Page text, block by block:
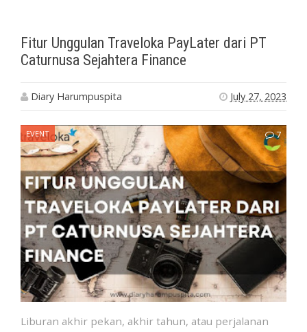
Fitur Unggulan Traveloka PayLater dari PT
Caturnusa Sejahtera Finance
Diary Harumpuspita July 27, 2023
EVENT 7
Liburan akhir pekan, akhir tahun, atau perjalanan